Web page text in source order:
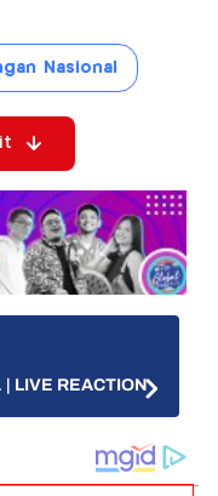
Nasional
LIVE REACTION